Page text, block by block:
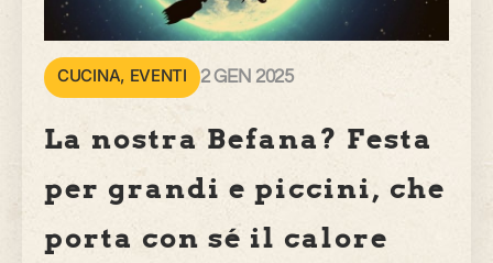
CUCINA, EVENTI 2 GEN 2025
La nostra Befana? Festa
per grandi e piccini, che
porta con sé il calore